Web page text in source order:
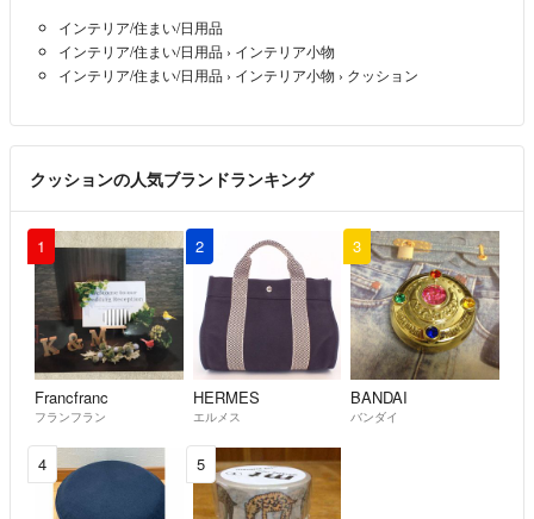
インテリア/住まい/日用品
インテリア/住まい/日用品 › インテリア小物
インテリア/住まい/日用品 › インテリア小物 › クッション
クッションの人気ブランドランキング
1
Francfranc
フランフラン
2
HERMES
エルメス
3
BANDAI
バンダイ
4 5